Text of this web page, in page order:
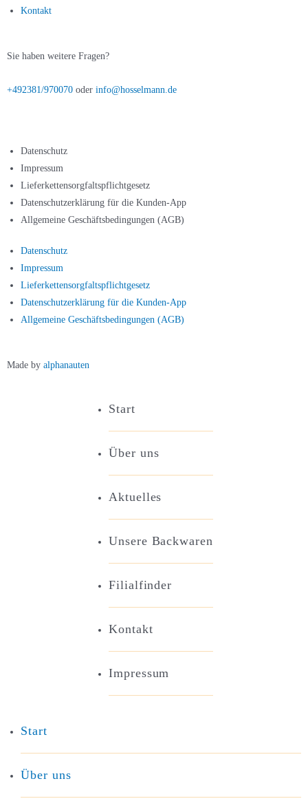
Kontakt
Sie haben weitere Fragen?
+492381/970070 oder info@hosselmann.de
Datenschutz
Impressum
Lieferkettensorgfaltspflichtgesetz
Datenschutzerklärung für die Kunden-App
Allgemeine Geschäftsbedingungen (AGB)
Datenschutz
Impressum
Lieferkettensorgfaltspflichtgesetz
Datenschutzerklärung für die Kunden-App
Allgemeine Geschäftsbedingungen (AGB)
Made by alphanauten
Start
Über uns
Aktuelles
Unsere Backwaren
Filialfinder
Kontakt
Impressum
Start
Über uns